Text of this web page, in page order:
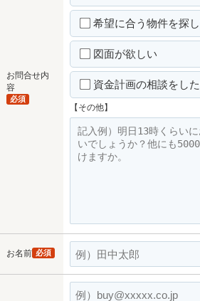
お問合せ内
容
必須
希望に合う物件を探
図面が欲しい
資金計画の相談をし
【その他】
お名前 必須